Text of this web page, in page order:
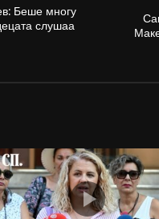
Беше многу
слушаа